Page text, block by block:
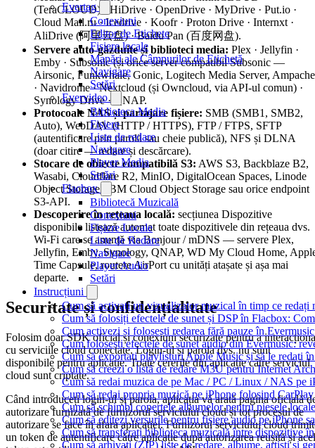
Evertag
Conexiuni
Editor de Etichete
Fișiere locale
Mapări ale Câmpurilor de Etichetă
Navigare
Setări
Evervideo
Biblioteca Media
Fișiere
Liste de redare
Navigare
Player Media
Setări
Flacbox
Bibliotecă Muzicală
Conexiuni
Fișiere Locale
Liste de Redare
Navigare
Player Audio
Setări
Instrucțiuni
Cum să activați un vizualizator muzical în timp ce redați
Cum să folosiți efectele de sunet și DSP în Flacbox:
Cum activezi și folosești redarea fără pauze în Evermusic
Cum folosești efectele de sunet audio din Evermusic:
Cum să exportați playlisturi Apple Music și să le redați
Cum să creezi o listă de redare M3U pentru Internet
Cum să redai muzica de pe Mac / PC / Linux / NAS
Cum să redai propria muzică pe iPhone folosind CarPlay
Cum să schimbi copertele albumelor pentru piesele
Cum să editezi versurile pentru fișiere audio pe iPhone
Cum să transferați biblioteca muzicală între dispozitive
Cum să arhivați (ZIP) liste de redare, albume, artiști și
(TeraCLOUD) · HiDrive · OpenDrive · MyDrive · Put.io ·
Cloud Mail.ru · Icedrive · Koofr · Proton Drive · Internxt ·
AliDrive (阿里云盘) · Baidu Pan (百度网盘).
Servere auto-găzduite și biblioteci media: Plex · Jellyfin ·
Emby · Subsonic (și orice server compatibil Subsonic —
Airsonic, Funkwhale, Gonic, Logitech Media Server,
· Navidrome · Nextcloud (și Owncloud, via API-ul comun) ·
Synology Drive · QNAP.
Protocoale NAS și partajare fișiere: SMB (SMB1, SMB2,
Auto), WebDAV (HTTP / HTTPS), FTP / FTPS, SFTP
(autentificare prin parolă sau cheie publică), NFS și DLNA
(doar citire — redare și descărcare).
Stocare de obiecte compatibilă S3: AWS S3, Backblaze B2,
Wasabi, Cloudflare R2, MinIO, DigitalOcean Spaces, Linode
Object Storage, IBM Cloud Object Storage sau orice endpoint
S3-API.
Descoperire în rețeaua locală: secțiunea Dispozitive
disponibile listează automat toate dispozitivele din rețeaua dvs.
Wi-Fi care se anunță via Bonjour / mDNS — servere Plex,
Jellyfin, Emby, Synology, QNAP, WD My Cloud Home,
Time Capsule, routere AirPort cu unități atașate și așa mai
departe.
Securitate și confidențialitate
Folosim doar SDK oficial și conexiuni securizate pentru a interacționa
cu serviciile cloud conectate. Login-ul și parola dvs. nu sunt
disponibile pentru aplicație. Toate cererile din aplicație către serviciul
cloud sunt criptate.
Când introduceți login-ul și parola, aplicația vă arată pagina oficială
autorizare furnizată de furnizorul serviciului cloud și tot procesul de
autorizare se face în afara aplicației. Furnizorul serviciului cloud
un token de autentificare către aplicație după autorizarea reușită și acel